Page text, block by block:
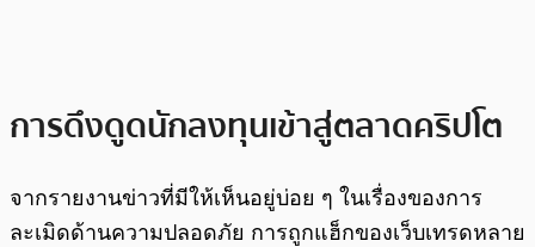
การดึงดูดนักลงทุนเข้าสู่ตลาดคริปโต
จากรายงานข่าวที่มีให้เห็นอยู่บ่อย ๆ ในเรื่องของการ
ละเมิดด้านความปลอดภัย การถูกแฮ็กของเว็บเทรดหลาย